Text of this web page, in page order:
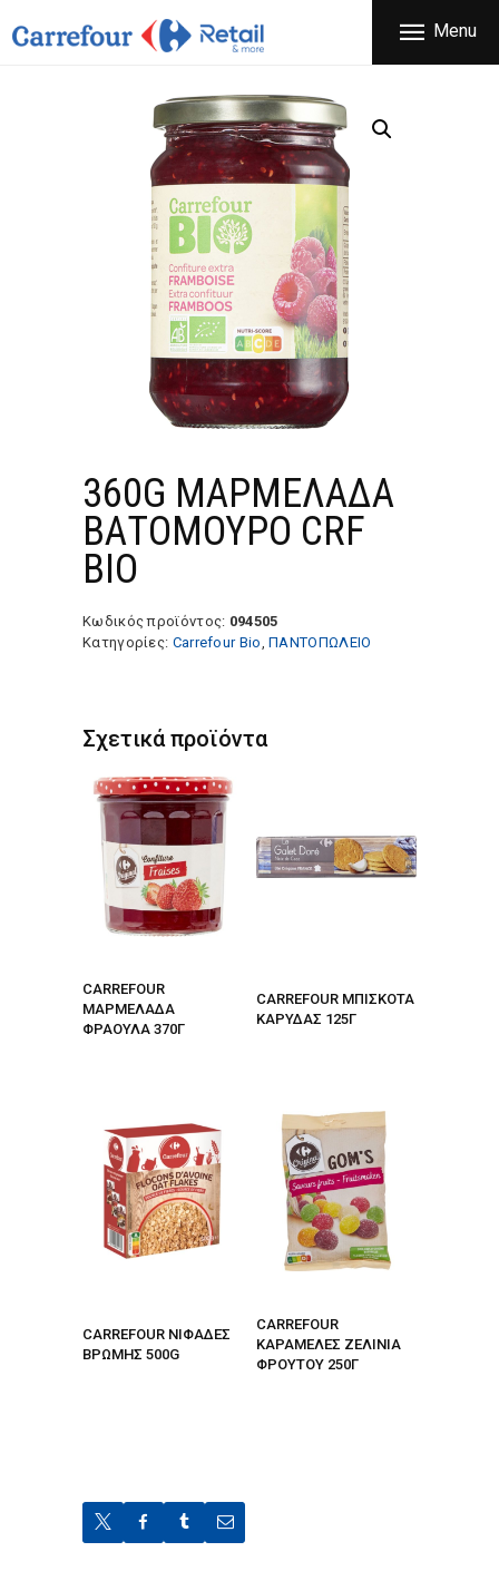
Menu
CARREFOUR
ΕΤΑΙΡΕΙΑ
ΠΡΟΪΟΝΤΑ
ΚΑΤΑΣΤΗΜΑΤΑ
ΠΡΟΣΦΟΡΕΣ
FRANCHISE
ΝΕΑ
ΕΠΙΚΟΙΝΩΝΙΑ
360G ΜΑΡΜΕΛΑΔΑ
ΒΑΤΟΜΟΥΡΟ CRF
BIO
Κωδικός προϊόντος: 094505
Κατηγορίες: Carrefour Bio ,ΠΑΝΤΟΠΩΛΕΙΟ
Σχετικά προϊόντα
CARREFOUR
ΜΑΡΜΕΛΑΔΑ
ΦΡΑΟΥΛΑ 370Γ
CARREFOUR ΜΠΙΣΚΟΤΑ
ΚΑΡΥΔΑΣ 125Γ
CARREFOUR ΝΙΦΑΔΕΣ
ΒΡΩΜΗΣ 500G
CARREFOUR
ΚΑΡΑΜΕΛΕΣ ΖΕΛΙΝΙΑ
ΦΡΟΥΤΟΥ 250Γ